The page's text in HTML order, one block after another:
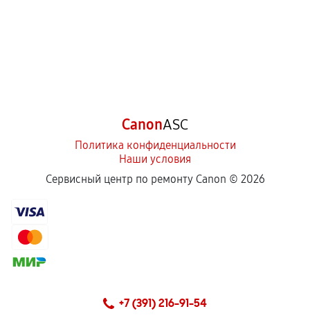
CanonASC
Политика конфиденциальности
Наши условия
Сервисный центр по ремонту Canon © 2026
+7 (391) 216-91-54